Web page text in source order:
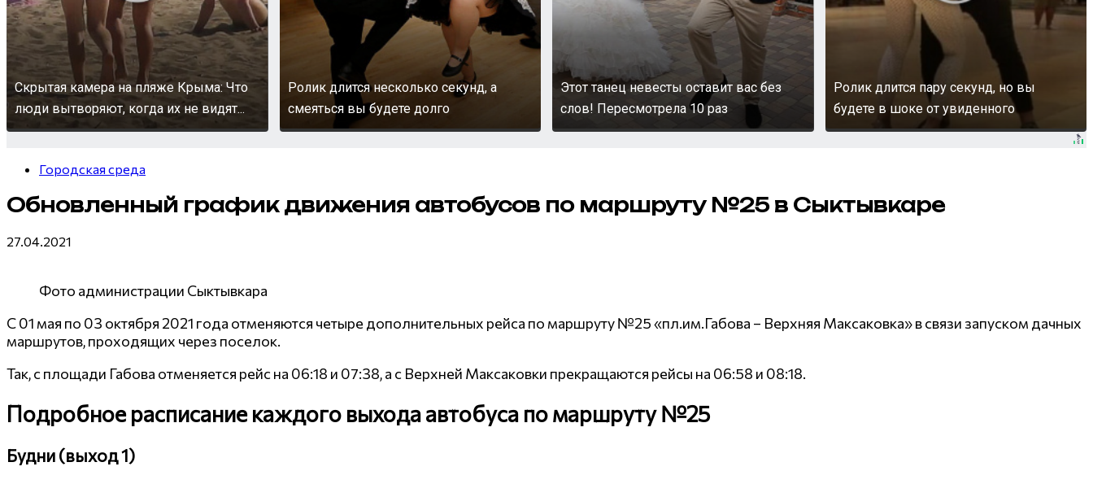
Скрытая камера на пляже Крыма: Что
люди вытворяют, когда их не видят...
Ролик длится несколько секунд, а
смеяться вы будете долго
Этот танец невесты оставит вас без
слов! Пересмотрела 10 раз
Ролик длится пару секунд, но вы
будете в шоке от увиденного
Городская среда
Обновленный график движения автобусов по маршруту №25 в Сыктывкаре
27.04.2021
Фото администрации Сыктывкара
С 01 мая по 03 октября 2021 года отменяются четыре дополнительных рейса по маршруту №25 «пл.им.Габова – Верхняя Максаковка» в связи запуском дачных
маршрутов, проходящих через поселок.
Так, с площади Габова отменяется рейс на 06:18 и 07:38, а с Верхней Максаковки прекращаются рейсы на 06:58 и 08:18.
Подробное расписание каждого выхода автобуса по маршруту №25
Будни (выход 1)